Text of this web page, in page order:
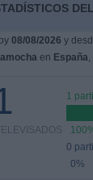
08/08/2026 y
en España,
1
0
0%